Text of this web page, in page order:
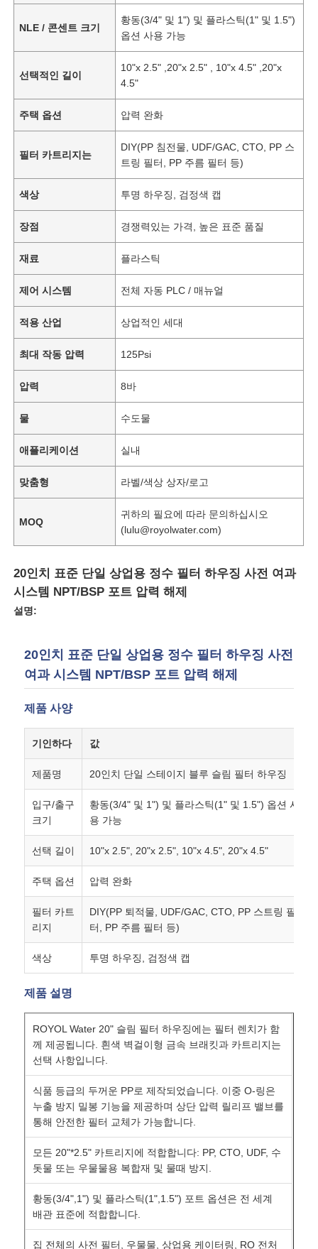
홈
동영상
회사 소개
품질 관리
연락처
뉴스
RO 시스템
경수 연화제
워터 필터 카트리지
주거용 RO 멤브레인
자외선 살균 소독기
물 필터 연결 장치
산업적 수신 전용 얇은막
수신 전용 막 하우징
NLE / 콘센트 크기
황동(3/4" 및 1") 및 플라스틱(1" 및 1.5")
옵션 사용 가능
선택적인 길이
10"x 2.5" ,20"x 2.5" , 10"x 4.5" ,20"x
4.5"
주택 옵션 압력 완화
필터 카트리지는
DIY(PP 침전물, UDF/GAC, CTO, PP 스
트링 필터, PP 주름 필터 등)
색상 투명 하우징, 검정색 캡
장점 경쟁력있는 가격, 높은 표준 품질
재료 플라스틱
제어 시스템 전체 자동 PLC / 매뉴얼
적용 산업 상업적인 세대
최대 작동 압력 125Psi
압력 8바
물 수도물
애플리케이션 실내
맞춤형 라벨/색상 상자/로고
MOQ
귀하의 필요에 따라 문의하십시오
(lulu@royolwater.com)
20인치 표준 단일 상업용 정수 필터 하우징 사전 여과
시스템 NPT/BSP 포트 압력 해제
설명:
20인치 표준 단일 상업용 정수 필터 하우징 사전
여과 시스템 NPT/BSP 포트 압력 해제
제품 사양
기인하다 값
제품명 20인치 단일 스테이지 블루 슬림 필터 하우징
입구/출구
크기
황동(3/4" 및 1") 및 플라스틱(1" 및 1.5") 옵션 사
용 가능
선택 길이 10"x 2.5", 20"x 2.5", 10"x 4.5", 20"x 4.5"
주택 옵션 압력 완화
필터 카트
리지
DIY(PP 퇴적물, UDF/GAC, CTO, PP 스트링 필
터, PP 주름 필터 등)
색상 투명 하우징, 검정색 캡
제품 설명
ROYOL Water 20" 슬림 필터 하우징에는 필터 렌치가 함
께 제공됩니다. 흰색 벽걸이형 금속 브래킷과 카트리지는
선택 사항입니다.
식품 등급의 두꺼운 PP로 제작되었습니다. 이중 O-링은
누출 방지 밀봉 기능을 제공하며 상단 압력 릴리프 밸브를
통해 안전한 필터 교체가 가능합니다.
모든 20"*2.5" 카트리지에 적합합니다: PP, CTO, UDF, 수
돗물 또는 우물물용 복합재 및 물때 방지.
황동(3/4",1") 및 플라스틱(1",1.5") 포트 옵션은 전 세계
배관 표준에 적합합니다.
집 전체의 사전 필터, 우물물, 상업용 케이터링, RO 전처